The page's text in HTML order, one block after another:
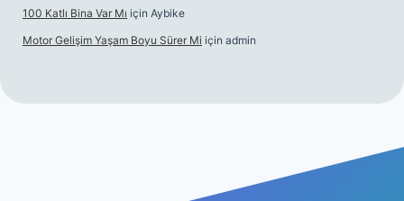
100 Katlı Bina Var Mı için Aybike
Motor Gelişim Yaşam Boyu Sürer Mi için admin